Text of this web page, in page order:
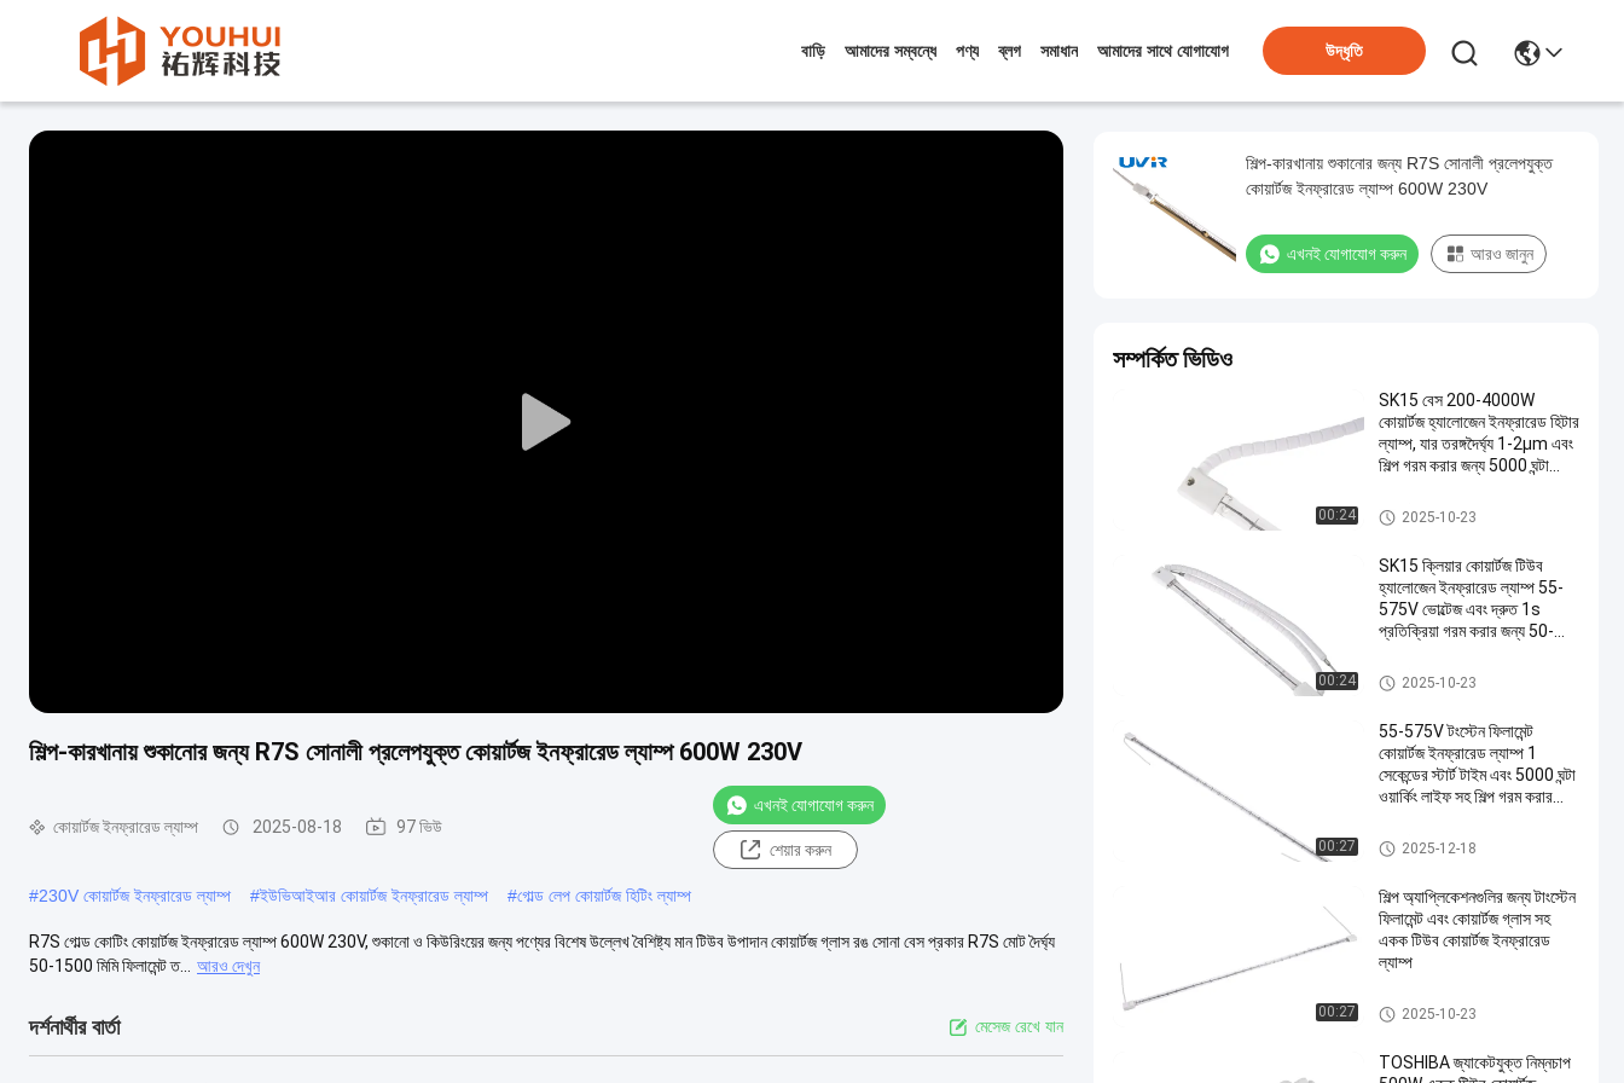
বাড়ি আমাদের সম্বন্ধে পণ্য ব্লগ সমাধান আমাদের সাথে যোগাযোগ উদ্ধৃতি
Play
শিল্প-কারখানায় শুকানোর জন্য R7S সোনালী প্রলেপযুক্ত কোয়ার্টজ ইনফ্রারেড ল্যাম্প 600W 230V
কোয়ার্টজ ইনফ্রারেড ল্যাম্প 2025-08-18 97 ভিউ
এখনই যোগাযোগ করুন
শেয়ার করুন
#230V কোয়ার্টজ ইনফ্রারেড ল্যাম্প #ইউভিআইআর কোয়ার্টজ ইনফ্রারেড ল্যাম্প #গোল্ড লেপ কোয়ার্টজ হিটিং ল্যাম্প
R7S গোল্ড কোটিং কোয়ার্টজ ইনফ্রারেড ল্যাম্প 600W 230V, শুকানো ও কিউরিংয়ের জন্য পণ্যের বিশেষ উল্লেখ বৈশিষ্ট্য মান টিউব উপাদান কোয়ার্টজ গ্লাস রঙ সোনা বেস প্রকার R7S মোট দৈর্ঘ্য
50-1500 মিমি ফিলামেন্ট ত...
আরও দেখুন
দর্শনার্থীর বার্তা মেসেজ রেখে যান
শিল্প-কারখানায় শুকানোর জন্য R7S সোনালী প্রলেপযুক্ত
কোয়ার্টজ ইনফ্রারেড ল্যাম্প 600W 230V
এখনই যোগাযোগ করুন আরও জানুন
সম্পর্কিত ভিডিও
00:24
SK15 বেস 200-4000W
কোয়ার্টজ হ্যালোজেন ইনফ্রারেড হিটার
ল্যাম্প, যার তরঙ্গদৈর্ঘ্য 1-2µm এবং
শিল্প গরম করার জন্য 5000 ঘন্টা
কোয়ার্টজ ইনফ্রারেড ল্যাম্প
2025-10-23
00:24
SK15 ক্লিয়ার কোয়ার্টজ টিউব
হ্যালোজেন ইনফ্রারেড ল্যাম্প 55-
575V ভোল্টেজ এবং দ্রুত 1s
প্রতিক্রিয়া গরম করার জন্য 50-
কোয়ার্টজ ইনফ্রারেড ল্যাম্প
2025-10-23
00:27
55-575V টংস্টেন ফিলামেন্ট
কোয়ার্টজ ইনফ্রারেড ল্যাম্প 1
সেকেন্ডের স্টার্ট টাইম এবং 5000 ঘন্টা
ওয়ার্কিং লাইফ সহ শিল্প গরম করার
কোয়ার্টজ ইনফ্রারেড ল্যাম্প
2025-12-18
00:27
শিল্প অ্যাপ্লিকেশনগুলির জন্য টাংস্টেন
ফিলামেন্ট এবং কোয়ার্টজ গ্লাস সহ
একক টিউব কোয়ার্টজ ইনফ্রারেড
ল্যাম্প
কোয়ার্টজ ইনফ্রারেড ল্যাম্প
2025-10-23
TOSHIBA জ্যাকেটযুক্ত নিম্নচাপ